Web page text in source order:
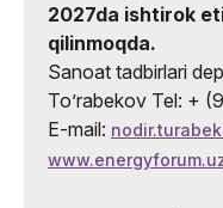
2027da ishtirok
qilinmoqda.
Sanoat tadbirlari
Toʼrabekov Tel: +
E-mail: